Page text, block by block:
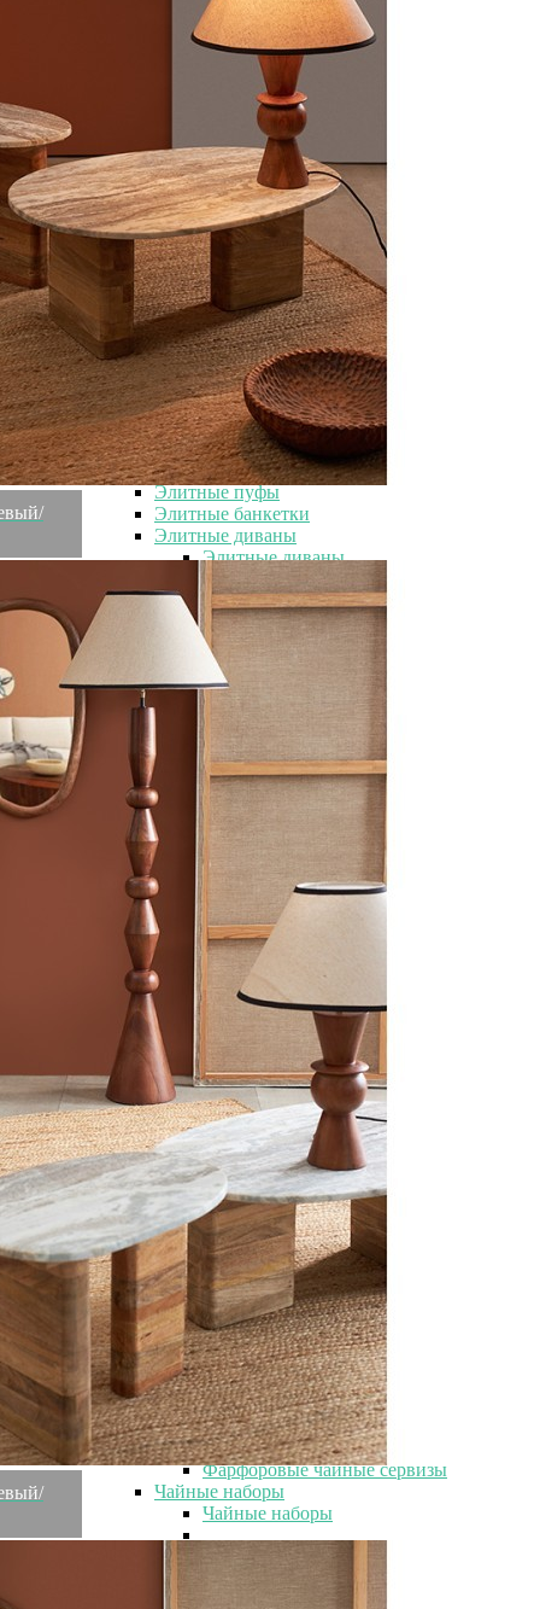
Элитные вазы
Элитные декоративные вазы
Элитные интерьерные вазы
Элитные керамические вазы
Элитные стеклянные вазы
Элитные светильники
Элитные светильники
Элитные потолочные светильники
Элитные настольные светильники
Элитные бра
Элитные напольные светильники
Элитный текстиль
Элитный текстиль
Элитные пледы
Элитные покрывала
Элитная мебель
Элитная мебель
Элитные шкафы
Элитные пуфы
Элитные банкетки
Элитные диваны
Элитные диваны
Элитные велюровые диваны
Элитные кожаные диваны
Элитные комоды
Элитные консоли
Элитные кресла
Элитные кровати
Элитные матрасы
Элитная мебель для столовой
Элитные журнальные столики
Элитные журнальные столики
Элитные стеклянные столики
Элитные металлические столики
Элитные обеденные столы
Элитные стулья
Элитные тумбы
Элитные шкуры и меховые изделия
Элитные шкуры и меховые изделия
Элитная овчина
Элитные ароматы для дома
Элитные ароматы для дома
Элитные арома-спреи
Элитные ароматические свечи
Посуда
Посуда
Посуда для чая и кофе
Посуда для чая и кофе
Сервизы чайные
Сервизы чайные
Современные чайные сервизы
Чайные сервизы Lefard
Чайные сервизы китайские
Красивые чайные сервизы
Чешские чайные сервизы
Чайные сервизы на 6 персон
Фарфоровые чайные сервизы
Чайные наборы
Чайные наборы
Чайные наборы в коробке